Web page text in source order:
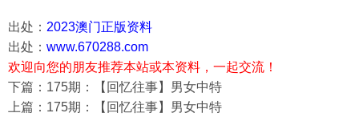
出处： 2023澳门正版资料
出处： www.670288.com
欢迎向您的朋友推荐本站或本资料，一起交流！
下篇：175期：【回忆往事】男女中特
上篇：175期：【回忆往事】男女中特